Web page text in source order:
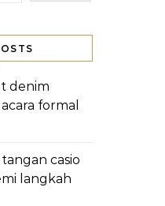
denim
formal
casio
langkah